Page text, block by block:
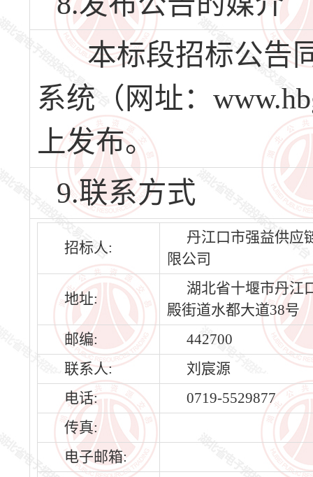
本标段招标公告
系统（网址：
上发布。
9.联系方式
招标人:
丹江口市强益供应
限公司
地址:
湖北省十堰市丹江
殿街道水都大道38号
邮编:
442700
联系人:
刘宸源
电话:
0719-5529877
传真:
电子邮箱: